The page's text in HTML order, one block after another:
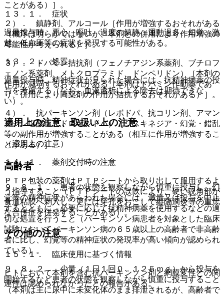
１３．１． 症状
過量投与時、悪心、嘔吐、過度の鎮静、運動過多、幻覚、激
越、低血圧等の症状を発現する可能性がある。
１３．２． 処置
過量投与時、精神症状が見られた場合には、抗精神病薬の投
与を考慮する（なお、血液透析による除去は期待できな
い）。
適用上の注意、取扱い上の注意
（適用上の注意）
１４．１． 薬剤交付時の注意
ＰＴＰ包装の薬剤はＰＴＰシートから取り出して服用するよ
う指導すること（ＰＴＰシートの誤飲により、硬い鋭角部が
食道粘膜へ刺入し、更には穿孔をおこして縦隔洞炎等の重篤
な合併症を併発することがある）。
その他の注意
１５．１． 臨床使用に基づく情報
ヒトにおいて本剤を含む抗パーキンソン剤と網膜変性との関
連性は認められなかったとの報告がある。
ことがある）］。
２）． 鎮静剤、アルコール［作用が増強するおそれがある
（機序は明らかではないが、本剤との併用により作用増強の
可能性が考えられる）］。
３）． ドパミン拮抗剤（フェノチアジン系薬剤、ブチロフ
ェノン系薬剤、メトクロプラミド、ドンペリドン）［本剤の
作用が減弱するおそれがある（本剤はドパミン作動薬であ
り、併用により両薬剤の作用が拮抗するおそれがある）］。
４）． 抗パーキンソン剤（レボドパ、抗コリン剤、アマン
タジン塩酸塩、ドロキシドパ）［ジスキネジア・幻覚・錯乱
等の副作用が増強することがある（相互に作用が増強するこ
とがある）］。
高齢者
９．８．１． 患者の状態を観察しながら慎重に投与し、幻
覚等の精神症状があらわれた場合には、減量又は投与を中止
するとともに、必要に応じて抗精神病薬を使用するなどの適
切な処置を行うこと（パーキンソン病患者を対象とした臨床
試験においてパーキンソン病の６５歳以上の高齢者で非高齢
者に比し、幻覚等の精神症状の発現率が高い傾向が認められ
ている）。
９．８．２． 少量（１日１回０．１２５ｍｇ）から投与を
開始するなど患者の状態を観察しながら慎重に投与すること
（本剤は主に尿中に未変化体のまま排泄されるが、高齢者で